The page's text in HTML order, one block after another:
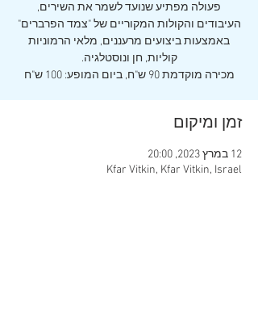
פעולה מפתיע שנועד לשמר את השירים,
העיבודים והקולות המקוריים של "צמד הפרברים"
באמצעות ביצועים מרעננים, מלאי הרמוניות
מכירה מוקדמת 90 ש"ח, ביום המופע: 100 ש"ח
זמן ומיקום
12 במרץ 2023, 20:00
Kfar Vitkin, Kfar Vitkin, Israel